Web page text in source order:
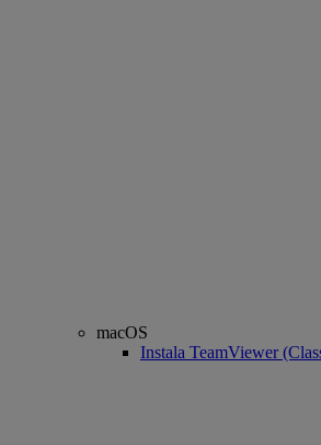
macOS
Instala TeamViewer